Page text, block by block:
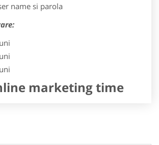
name si parola
marketing time